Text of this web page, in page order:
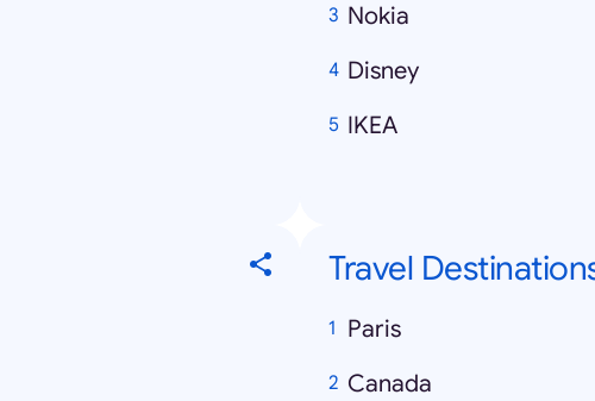
Nokia
Disney
IKEA
Travel
Paris
Canada